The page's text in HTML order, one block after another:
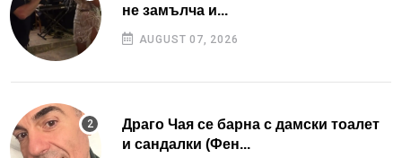
не замълча и...
AUGUST 07, 2026
Драго Чая се барна с дамски тоалет
и сандалки (Фен...